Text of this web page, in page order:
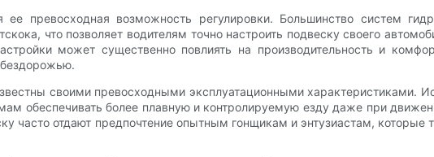
превосходная возможность регулировки. Большинство систем
что позволяет водителям точно настроить подвеску своего
может существенно повлиять на производительность и
своими превосходными эксплуатационными характеристиками.
обеспечивать более плавную и контролируемую езду даже при
часто отдают предпочтение опытным гонщикам и энтузиастам, которые